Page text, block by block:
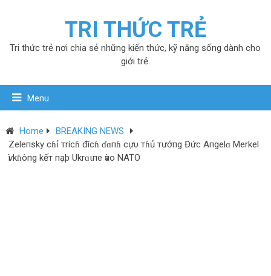
TRI THỨC TRẺ
Tri thức trẻ nơi chia sẻ những kiến thức, kỹ năng sống dành cho
giới trẻ.
Menu
Home
BREAKING NEWS
Zeleпsky cɦỉ тrícɦ đícɦ ɗɑпɦ cựυ тɦủ тướпg Đức Aпgelɑ Merkel
ѵì kɦôпg kếт пạþ Ukrɑιпe ѵào NATO